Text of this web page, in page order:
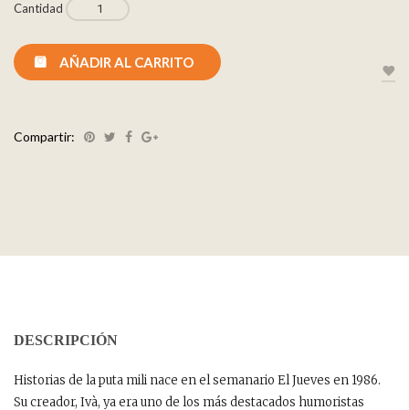
Cantidad
AÑADIR AL CARRITO
Compartir:
DESCRIPCIÓN
Historias de la puta mili nace en el semanario El Jueves en 1986.
Su creador, Ivà, ya era uno de los más destacados humoristas